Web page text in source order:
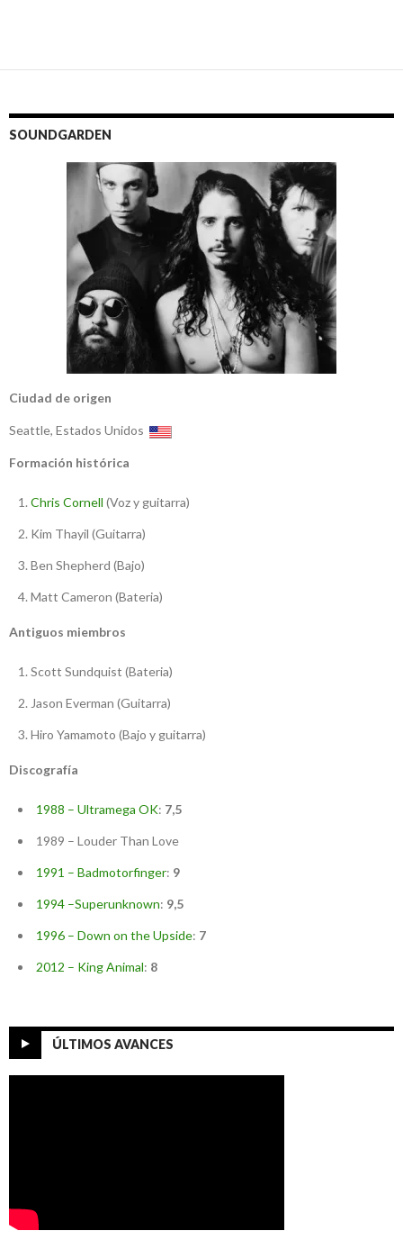
SOUNDGARDEN
Ciudad de origen
Seattle, Estados Unidos
Formación histórica
Chris Cornell (Voz y guitarra)
Kim Thayil (Guitarra)
Ben Shepherd (Bajo)
Matt Cameron (Bateria)
Antiguos miembros
Scott Sundquist (Bateria)
Jason Everman (Guitarra)
Hiro Yamamoto (Bajo y guitarra)
Discografía
1988 – Ultramega OK: 7,5
1989 – Louder Than Love
1991 – Badmotorfinger: 9
1994 –Superunknown: 9,5
1996 – Down on the Upside: 7
2012 – King Animal: 8
ÚLTIMOS AVANCES